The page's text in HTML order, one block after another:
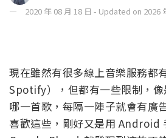
2020 年 08 月 18 日 - Updated on 2026
現在雖然有很多線上音樂服務都
Spotify），但都有一些限制，
哪一首歌，每隔一陣子就會有廣
喜歡這些，剛好又是用 Android